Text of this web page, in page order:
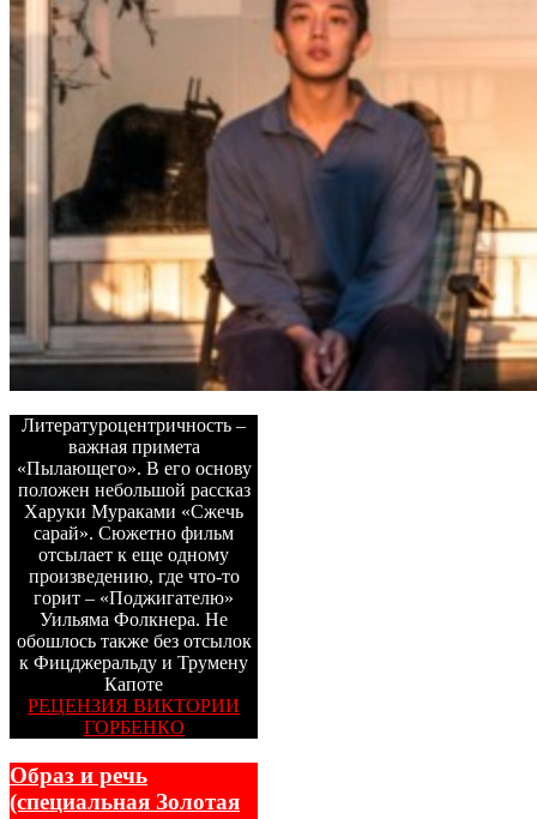
Литературоцентричность –
важная примета
«Пылающего». В его основу
положен небольшой рассказ
Харуки Мураками «Сжечь
сарай». Сюжетно фильм
отсылает к еще одному
произведению, где что-то
горит – «Поджигателю»
Уильяма Фолкнера. Не
обошлось также без отсылок
к Фицджеральду и Трумену
Капоте
РЕЦЕНЗИЯ ВИКТОРИИ
ГОРБЕНКО
Образ и речь
(специальная Золотая